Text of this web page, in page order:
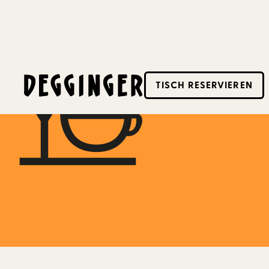
Dieses Event hat schon stattgefunden! Schaue
TISCH RESERVIEREN
23.12.2025